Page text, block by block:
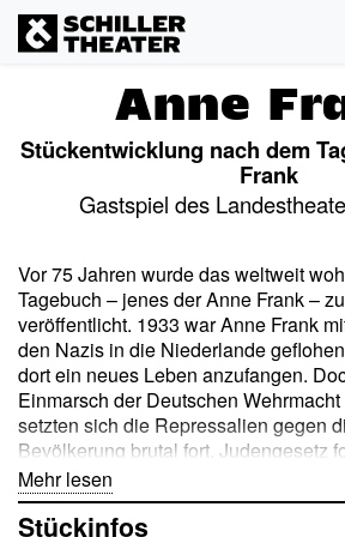
Anne
Stückentwicklung nach dem
Frank
Gastspiel des
Vor 75 Jahren wurde das weltweit
Tagebuch – jenes der Anne Frank –
veröffentlicht. 1933 war Anne Frank
den Nazis in die Niederlande
dort ein neues Leben anzufangen.
Einmarsch der Deutschen
setzten sich die Repressalien gegen
Bevölkerung brutal fort. Judengesetz
Judengesetz, so dass Annes Freiheit
eingeschränkt wurde. In dieser
ein Radiosender mit Namen »Oranje
Mehr lesen
Stückinfos